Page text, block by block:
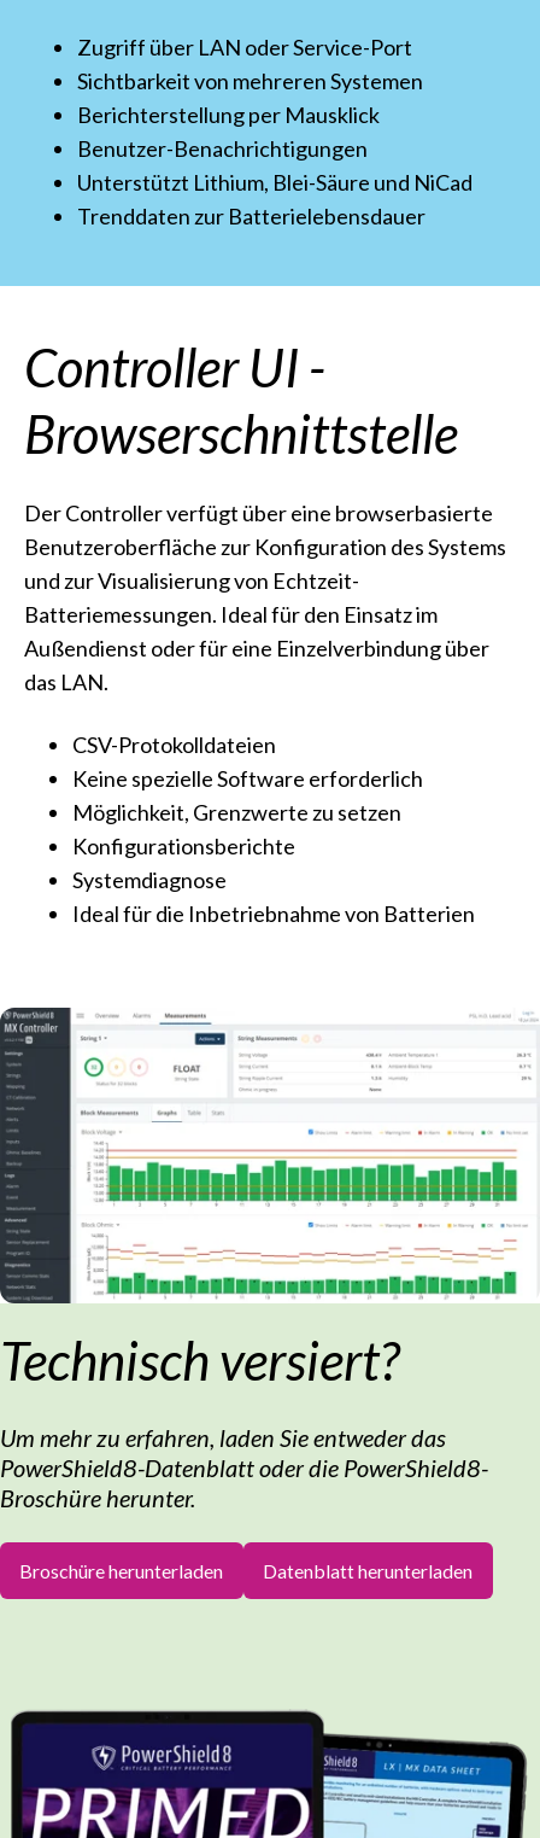
Zugriff über LAN oder Service-Port
Sichtbarkeit von mehreren Systemen
Berichterstellung per Mausklick
Benutzer-Benachrichtigungen
Unterstützt Lithium, Blei-Säure und NiCad
Trenddaten zur Batterielebensdauer
Controller UI -
Browserschnittstelle
Der Controller verfügt über eine browserbasierte
Benutzeroberfläche zur Konfiguration des Systems
und zur Visualisierung von Echtzeit-
Batteriemessungen. Ideal für den Einsatz im
Außendienst oder für eine Einzelverbindung über
das LAN.
CSV-Protokolldateien
Keine spezielle Software erforderlich
Möglichkeit, Grenzwerte zu setzen
Konfigurationsberichte
Systemdiagnose
Ideal für die Inbetriebnahme von Batterien
Technisch versiert?
Um mehr zu erfahren, laden Sie entweder das
PowerShield8-Datenblatt oder die PowerShield8-
Broschüre herunter.
Broschüre herunterladen Datenblatt herunterladen